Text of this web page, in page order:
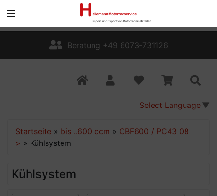
Beratung +49 6073-731126
Select Language ▼
Startseite » bis ..600 ccm » CBF600 / PC43 08
> » Kühlsystem
Kühlsystem